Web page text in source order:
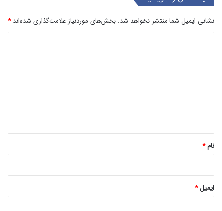
نشانی ایمیل شما منتشر نخواهد شد. بخش‌های موردنیاز علامت‌گذاری شده‌اند*
نام*
ایمیل*